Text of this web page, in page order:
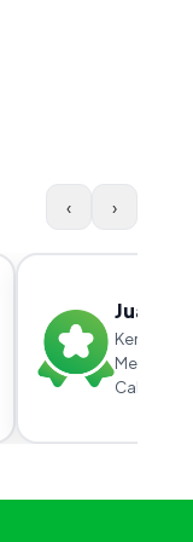
‹ ›
Juara
Kerja Keras
Cabang.